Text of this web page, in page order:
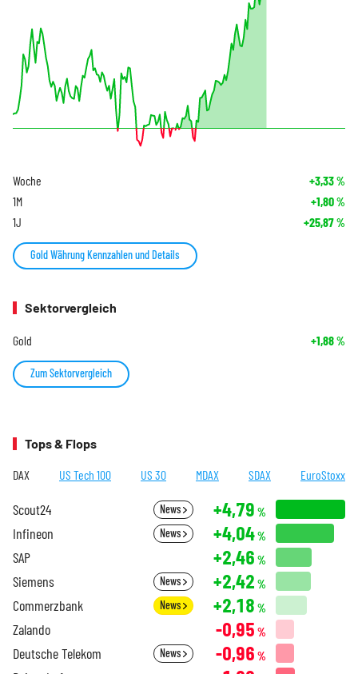
Woche +3,33%
1M +1,80%
1J +25,87%
Gold Währung Kennzahlen und Details
Sektorvergleich
Gold +1,88%
Zum Sektorvergleich
Tops & Flops
DAX US Tech 100 US 30 MDAX SDAX EuroStoxx
Scout24 News +4,79 %
Infineon News +4,04%
SAP +2,46 %
Siemens News +2,42 %
Commerzbank News +2,18 %
Zalando -0,95 %
Deutsche Telekom News -0,96 %